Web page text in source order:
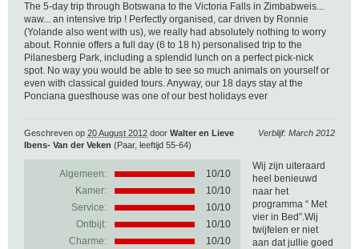
The 5-day trip through Botswana to the Victoria Falls in Zimbabweis...
waw... an intensive trip ! Perfectly organised, car driven by Ronnie
(Yolande also went with us), we really had absolutely nothing to worry
about. Ronnie offers a full day (6 to 18 h) personalised trip to the
Pilanesberg Park, including a splendid lunch on a perfect pick-nick
spot. No way you would be able to see so much animals on yourself or
even with classical guided tours. Anyway, our 18 days stay at the
Ponciana guesthouse was one of our best holidays ever
Verblijf: March 2012
Geschreven op 20 August 2012 door Walter en Lieve
Ibens- Van der Veken (Paar, leeftijd 55-64)
Algemeen: 10/10
Kamer:
10/10
Service:
10/10
Ontbijt:
10/10
Charme:
10/10
Wij zijn uiteraard
heel benieuwd
naar het
programma “ Met
vier in Bed”.Wij
twijfelen er niet
aan dat jullie goed